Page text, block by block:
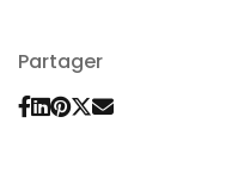
Partager